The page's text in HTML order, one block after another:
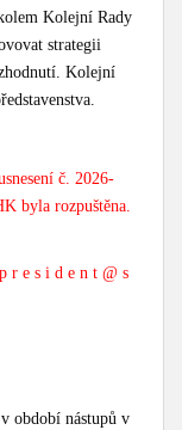
Kolejní Rady
strategii
Kolejní
č. 2026-
byla rozpuštěna.
r e s i d e n t @ s
období nástupů v